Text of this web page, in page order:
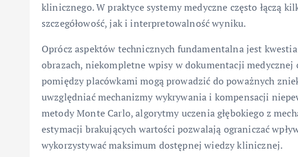
klinicznego. W praktyce systemy medyczne często łączą
szczegółowość, jak i interpretowalność wyniku.
Oprócz aspektów technicznych fundamentalna jest
obrazach, niekompletne wpisy w dokumentacji
pomiędzy placówkami mogą prowadzić do poważnych
uwzględniać mechanizmy wykrywania i kompensacji
metody Monte Carlo, algorytmy uczenia głębokiego z
estymacji brakujących wartości pozwalają ograniczać
wykorzystywać maksimum dostępnej wiedzy klinicznej.